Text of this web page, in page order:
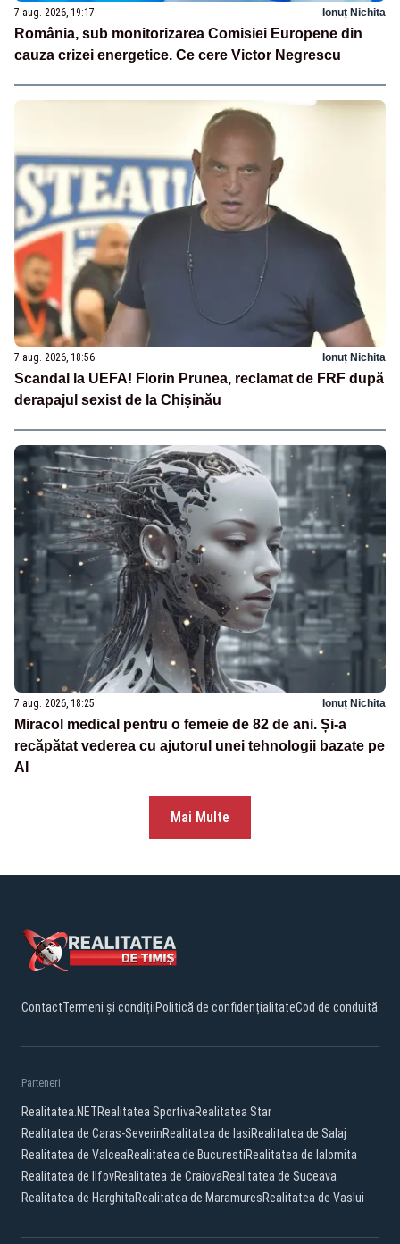
7 aug. 2026, 19:17 Ionuț Nichita
România, sub monitorizarea Comisiei Europene din
cauza crizei energetice. Ce cere Victor Negrescu
7 aug. 2026, 18:56 Ionuț Nichita
Scandal la UEFA! Florin Prunea, reclamat de FRF după
derapajul sexist de la Chișinău
7 aug. 2026, 18:25 Ionuț Nichita
Miracol medical pentru o femeie de 82 de ani. Și-a
recăpătat vederea cu ajutorul unei tehnologii bazate pe
AI
Mai Multe
ContactTermeni și condițiiPolitică de confidențialitateCod de conduită
Parteneri:
Realitatea.NETRealitatea SportivaRealitatea Star
Realitatea de Caras-SeverinRealitatea de IasiRealitatea de Salaj
Realitatea de ValceaRealitatea de BucurestiRealitatea de Ialomita
Realitatea de IlfovRealitatea de CraiovaRealitatea de Suceava
Realitatea de HarghitaRealitatea de MaramuresRealitatea de Vaslui